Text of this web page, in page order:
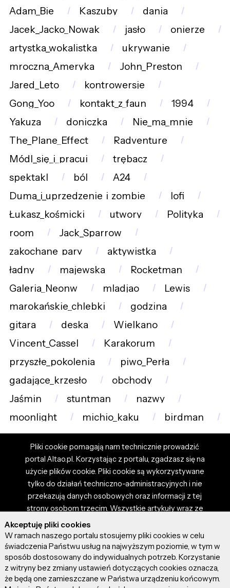
Adam_Bie
Kaszuby
dania
Jacek_Jacko_Nowak
jasło
onierze
artystka_wokalistka
ukrywanie
mroczna_Ameryka
John_Preston
Jared_Leto
kontrowersje
Gong_Yoo
kontakt_z_faun
1994
Yakuza
doniczka
Nie_ma_mnie
The_Plane_Effect
Radventure
Módl_się_i_pracuj
trębacz
spektakl
ból
A24
Duma_i_uprzedzenie_i_zombie
lofi
Łukasz_kośmicki
utwory
Polityka
room
Jack_Sparrow
zakochane_pary
aktywistka
ładny
majewska
Rocketman
Galeria_Neonw
mladjao
Lewis
marokańskie_chlebki
godzina
gitara
deska
Wielkano
Vincent_Cassel
Karakorum
przyszłe_pokolenia
piwo_Perła
gadające_krzesło
obchody
Jaśmin
stuntman
nazwy
moonlight
michio_kaku birdman
Pliki cookie pomagają nam technicznie prowadzić
portal Altao.pl. Korzystając z portalu, zgadzasz się na
użycie plików cookie. Pliki cookie są wykorzystywane
tylko do działań techniczno-administracyjnych i nie
przekazują danych osobowych oraz informacji z tej
strony osobom trzecim. Wszystkie artykuły wraz ze
zdjęciami i materiałami dostępnymi na portalu są
własnością użytkowników. Administrator i właściciel
portalu nie ponosi odpowiedzialności za tresci
prezentowane przez autorów artykułów. Dodając
artykuł, zgadzasz się z regulaminem portalu oraz
ponosisz odpowiedzialność za wszystkie materiały
Akceptuję pliki cookies
W ramach naszego portalu stosujemy pliki cookies w celu
świadczenia Państwu usług na najwyższym poziomie, w tym w
sposób dostosowany do indywidualnych potrzeb. Korzystanie
z witryny bez zmiany ustawień dotyczących cookies oznacza,
że będą one zamieszczane w Państwa urządzeniu końcowym.